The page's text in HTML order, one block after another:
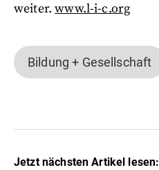
weiter.www.l-i-c.org
Bildung + Gesellschaft
Jetzt nächsten Artikel lesen: